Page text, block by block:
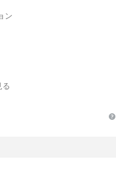
ン
る